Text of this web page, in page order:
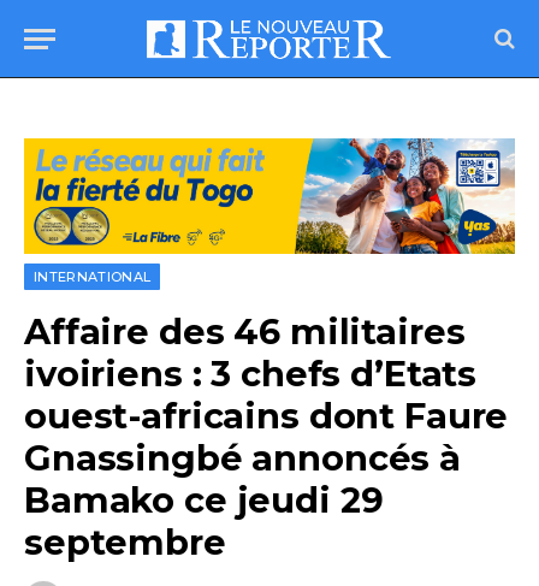
INTERNATIONAL
Affaire des 46 militaires
ivoiriens : 3 chefs d’Etats
ouest-africains dont Faure
Gnassingbé annoncés à
Bamako ce jeudi 29
septembre